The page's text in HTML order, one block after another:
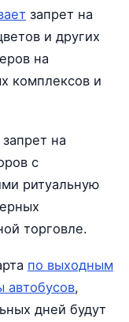
запрет на
и других
на
комплексов и
запрет на
с
ритуальную
торговле.
по выходным
автобусов,
дней будут